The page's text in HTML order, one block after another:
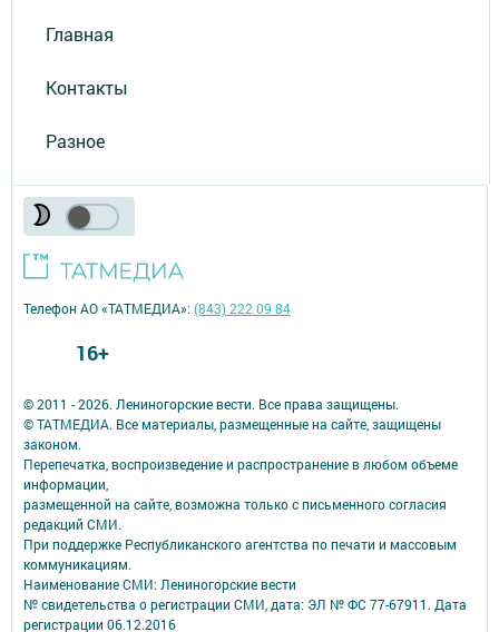
Главная
Контакты
Разное
© 2011 - 2026. Лениногорские вести. Все права защищены.
© ТАТМЕДИА. Все материалы, размещенные на сайте, защищены
законом.
Перепечатка, воспроизведение и распространение в любом объеме
информации,
размещенной на сайте, возможна только с письменного согласия
редакций СМИ.
При поддержке Республиканского агентства по печати и массовым
коммуникациям.
Наименование СМИ: Лениногорские вести
№ свидетельства о регистрации СМИ, дата: ЭЛ № ФС 77-67911. Дата
регистрации 06.12.2016
Телефон АО «ТАТМЕДИА»:(843) 222 09 84
16+